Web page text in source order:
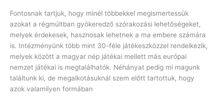
Fontosnak tartjuk, hogy minél többekkel megismertessük
azokat a régmúltban gyökeredző szórakozási lehetőségeket,
melyek érdekesek, hasznosak lehetnek a ma embere számára
is. Intézményünk több mint 30-féle játékeszközzel rendelkezik,
melyek között a magyar nép játékai mellett más európai
nemzet játékai is megtalálhatók. Néhányat pedig mi magunk
találtunk ki, de megalkotásuknál szem előtt tartottuk, hogy
azok valamilyen formában
és
sportjátékok